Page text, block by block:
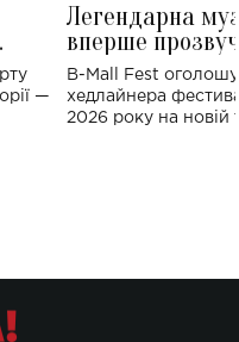
—
Легендарна
вперше
Україні: де
B-Mall Fest
хедлайнера
2026 року на новій